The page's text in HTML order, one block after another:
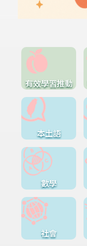
有效學習推動
本土語
數學
社會